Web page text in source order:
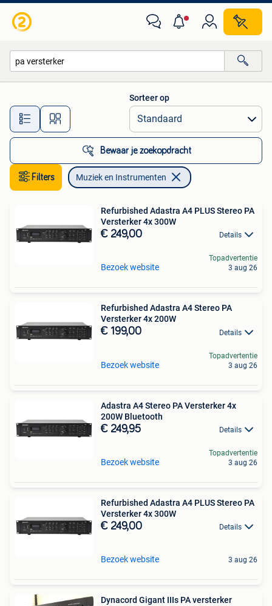
Alle afstanden…
Sorteer op
Bewaar je zoekopdracht
Filters Muziek en Instrumenten
Refurbished Adastra A4 PLUS Stereo PA
Versterker 4x 300W
€ 249,00 Details
Bezoek website
Topadvertentie
3 aug 26
Refurbished Adastra A4 Stereo PA
Versterker 4x 200W
€ 199,00 Details
Bezoek website
Topadvertentie
3 aug 26
Adastra A4 Stereo PA Versterker 4x
200W Bluetooth
€ 249,95 Details
Bezoek website
Topadvertentie
3 aug 26
Refurbished Adastra A4 PLUS Stereo PA
Versterker 4x 300W
€ 249,00 Details
Bezoek website 3 aug 26
Dynacord Gigant IIIs PA versterker